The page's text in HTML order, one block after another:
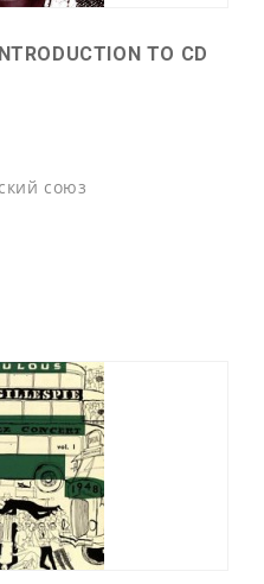
TO CD
союз